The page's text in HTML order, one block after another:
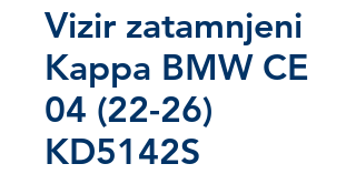
Vizir zatamnjeni
Kappa BMW CE
04 (22-26)
KD5142S